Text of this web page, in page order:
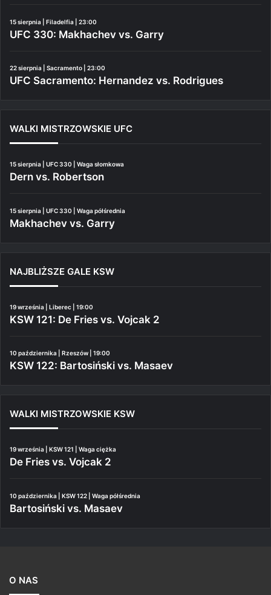
15 sierpnia | Filadelfia | 23:00
UFC 330: Makhachev vs. Garry
22 sierpnia | Sacramento | 23:00
UFC Sacramento: Hernandez vs. Rodrigues
WALKI MISTRZOWSKIE UFC
15 sierpnia | UFC 330 | Waga słomkowa
Dern vs. Robertson
15 sierpnia | UFC 330 | Waga półśrednia
Makhachev vs. Garry
NAJBLIŻSZE GALE KSW
19 września | Liberec | 19:00
KSW 121: De Fries vs. Vojcak 2
10 października | Rzeszów | 19:00
KSW 122: Bartosiński vs. Masaev
WALKI MISTRZOWSKIE KSW
19 września | KSW 121 | Waga ciężka
De Fries vs. Vojcak 2
10 października | KSW 122 | Waga półśrednia
Bartosiński vs. Masaev
O NAS